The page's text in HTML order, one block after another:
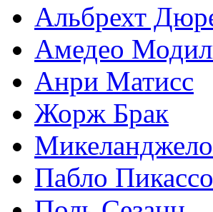
Альбрехт
Амедео
Анри Матисс
Жорж Брак
Пабло Пикассо